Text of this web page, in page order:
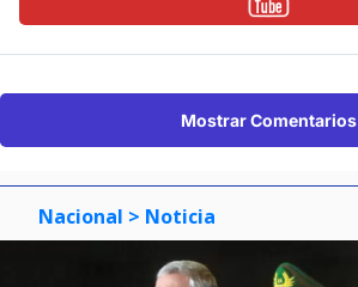
Mostrar Comentarios
Nacional > Noticia